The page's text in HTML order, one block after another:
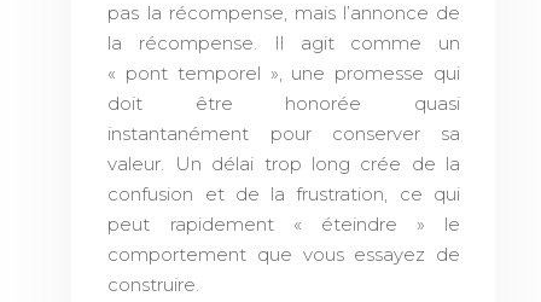
pas la récompense, mais l’annonce de
la récompense. Il agit comme un
« pont temporel », une promesse qui
doit être honorée quasi
instantanément pour conserver sa
valeur. Un délai trop long crée de la
confusion et de la frustration, ce qui
peut rapidement « éteindre » le
comportement que vous essayez de
construire.